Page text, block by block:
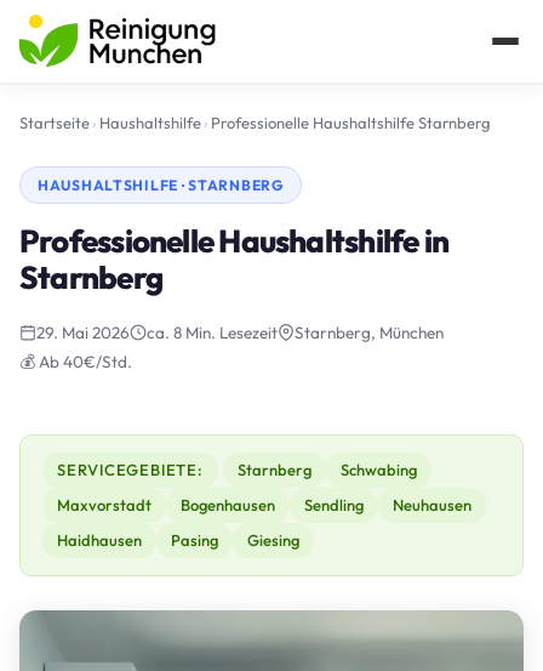
Startseite› Haushaltshilfe› Professionelle Haushaltshilfe Starnberg
HAUSHALTSHILFE · STARNBERG
Professionelle Haushaltshilfe in
Starnberg
29. Mai 2026 ca. 8 Min. Lesezeit
Starnberg, München
💰 Ab 40€/Std.
SERVICEGEBIETE: Starnberg
Schwabing
Maxvorstadt
Bogenhausen Sendling
Neuhausen
Haidhausen
Pasing Giesing